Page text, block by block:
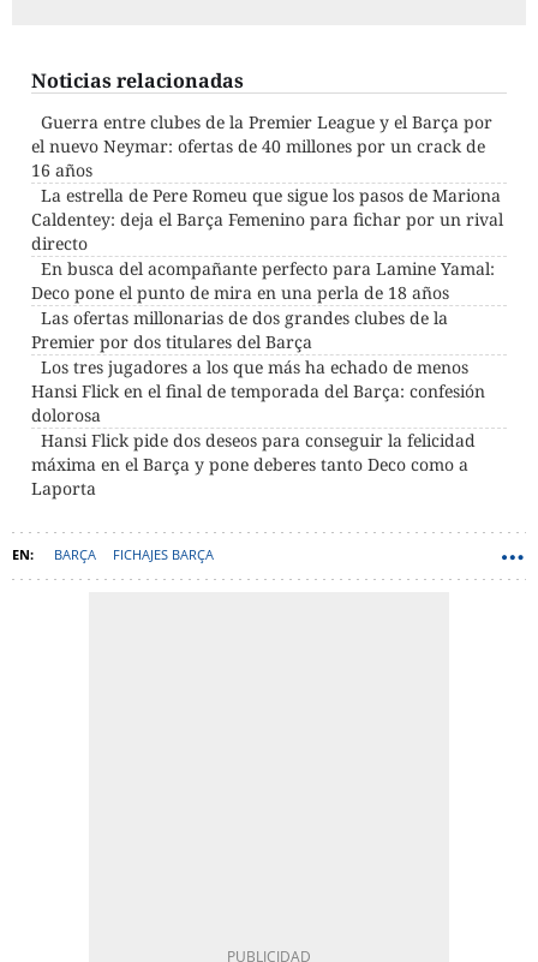
Noticias relacionadas
Guerra entre clubes de la Premier League y el Barça por
el nuevo Neymar: ofertas de 40 millones por un crack de
16 años
La estrella de Pere Romeu que sigue los pasos de Mariona
Caldentey: deja el Barça Femenino para fichar por un rival
directo
En busca del acompañante perfecto para Lamine Yamal:
Deco pone el punto de mira en una perla de 18 años
Las ofertas millonarias de dos grandes clubes de la
Premier por dos titulares del Barça
Los tres jugadores a los que más ha echado de menos
Hansi Flick en el final de temporada del Barça: confesión
dolorosa
Hansi Flick pide dos deseos para conseguir la felicidad
máxima en el Barça y pone deberes tanto Deco como a
Laporta
BARÇA FICHAJES BARÇA